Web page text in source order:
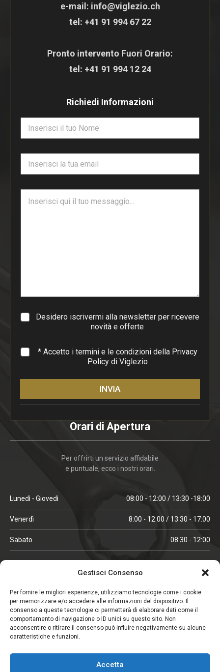
Gestisci Consenso
Per fornire le migliori esperienze, utilizziamo tecnologie come i cookie
per memorizzare e/o accedere alle informazioni del dispositivo. Il
consenso a queste tecnologie ci permetterà di elaborare dati come il
comportamento di navigazione o ID unici su questo sito. Non
acconsentire o ritirare il consenso può influire negativamente su alcune
caratteristiche e funzioni.
Accetta
e-mail: info@viglezio.ch
tel: +41 91 994 67 22
Pronto intervento Fuori Orario:
tel: +41 91 994 12 24
Richiedi Informazioni
m
a
g
a
f
Desidero iscrivermi alla newsletter per ricevere
novità e offerte
* * Accetto i termini e le condizioni della Privacy
Policydi Viglezio
INVIA
Orari di Apertura
Per offrirti un servizio affidabile
e puntuale, ecco i nostri orari.
Lunedì - Giovedì 08:00 - 12:00 / 13:30 -18:00
Venerdì 8:00 - 12:00 / 13:30 - 17:00
Sabato 08:30 - 12:00
ORARI IN ALTA STAGIONE
Lunedì - Venerdì 08:00 - 12:00 / 13:30 -18:00
Sabato 08:00 - 12:00
CHIUSO IL SABATO
(gennaio, febbraio, agosto, settembre)